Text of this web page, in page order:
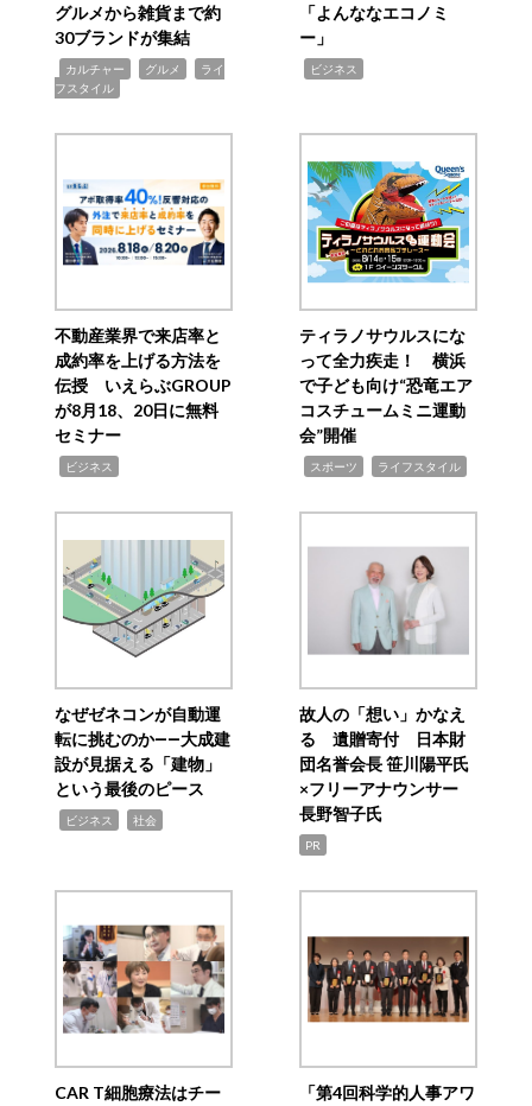
グルメから雑貨まで約
30ブランドが集結
カルチャー グルメ
ライ
フスタイル
「よんななエコノミ
ー」
ビジネス
不動産業界で来店率と
成約率を上げる方法を
伝授 いえらぶGROUP
が8月18、20日に無料
セミナー
ビジネス
ティラノサウルスにな
って全力疾走！ 横浜
で子ども向け“恐竜エア
コスチュームミニ運動
会”開催
スポーツ ライフスタイル
なぜゼネコンが自動運
転に挑むのか――大成建
設が見据える「建物」
という最後のピース
ビジネス 社会
故人の「想い」かなえ
る 遺贈寄付 日本財
団名誉会長 笹川陽平氏
×フリーアナウンサー
長野智子氏
PR
CAR T細胞療法はチー
「第4回科学的人事アワ